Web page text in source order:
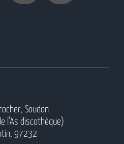
Soudon
l’As discothèque)
97232